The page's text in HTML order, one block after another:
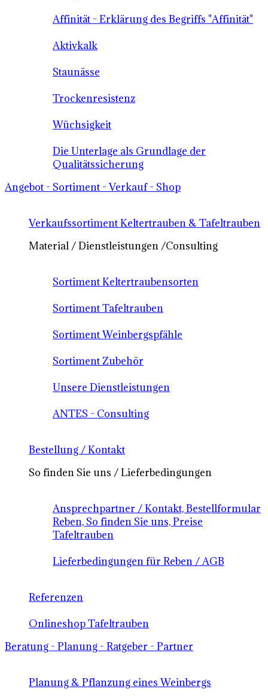
Affinität - Erklärung des Begriffs "Affinität"
Aktivkalk
Staunässe
Trockenresistenz
Wüchsigkeit
Die Unterlage als Grundlage der
Qualitätssicherung
Angebot - Sortiment - Verkauf - Shop
Verkaufssortiment Keltertrauben & Tafeltrauben
Material / Dienstleistungen /Consulting
Sortiment Keltertraubensorten
Sortiment Tafeltrauben
Sortiment Weinbergspfähle
Sortiment Zubehör
Unsere Dienstleistungen
ANTES - Consulting
Bestellung / Kontakt
So finden Sie uns / Lieferbedingungen
Ansprechpartner / Kontakt, Bestellformular
Reben, So finden Sie uns, Preise
Tafeltrauben
Lieferbedingungen für Reben / AGB
Referenzen
Onlineshop Tafeltrauben
Beratung - Planung - Ratgeber - Partner
Planung & Pflanzung eines Weinbergs